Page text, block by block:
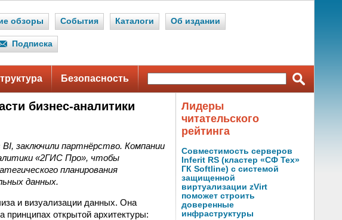
обзоры События Каталоги Об издании
Подписка
Безопасность
бизнес-аналитики
заключили партнёрство. Компании
«2ГИС Про», чтобы
планирования
данных.
и визуализации данных. Она
принципах открытой архитектуры:
Лидеры
читательского
рейтинга
Совместимость серверов
Inferit RS (кластер «СФ Тех»
ГК Softline) с системой
защищенной
виртуализации zVirt
поможет строить
доверенные
инфраструктуры